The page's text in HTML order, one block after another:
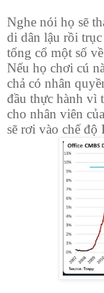
Nghe nói họ sẽ
di dân lậu rồi
tống cổ một số
Nếu họ chơi cú
chả có nhân
đầu thực hành vì
cho nhân viên
sẽ rơi vào chế độ